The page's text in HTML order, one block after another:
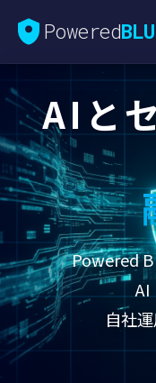
Powered
AIと
Powered
AI
自社